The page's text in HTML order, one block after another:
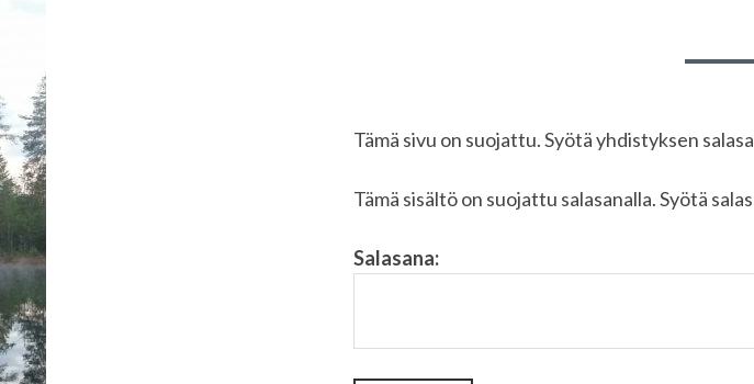
Tämä sivu on suojattu. Syötä yhdistyksen
Tämä sisältö on suojattu salasanalla. Syötä
Salasana: